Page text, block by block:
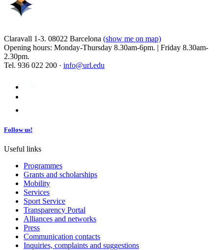
Claravall 1-3. 08022 Barcelona (show me on map)
Opening hours: Monday-Thursday 8.30am-6pm. | Friday 8.30am-
2.30pm.
Tel. 936 022 200 · info@url.edu
Follow us!
Useful links
Programmes
Grants and scholarships
Mobility
Services
Sport Service
Transparency Portal
Alliances and networks
Press
Communication contacts
Inquiries, complaints and suggestions